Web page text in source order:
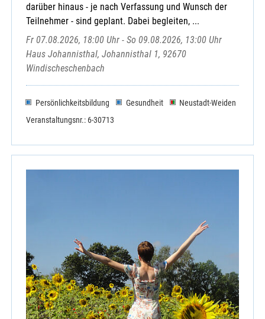
darüber hinaus - je nach Verfassung und Wunsch der
Teilnehmer - sind geplant. Dabei begleiten, ...
Fr 07.08.2026, 18:00 Uhr - So 09.08.2026, 13:00 Uhr
Haus Johannisthal, Johannisthal 1, 92670
Windischeschenbach
Persönlichkeitsbildung Gesundheit
Neustadt-Weiden
Veranstaltungsnr.: 6-30713